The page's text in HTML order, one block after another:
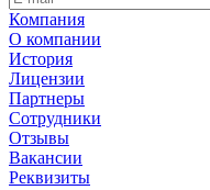
Компания
О компании
История
Лицензии
Партнеры
Сотрудники
Отзывы
Вакансии
Реквизиты